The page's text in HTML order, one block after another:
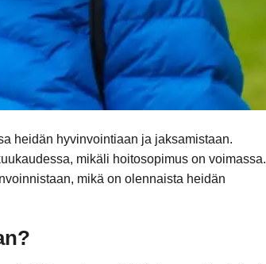
heidän hyvinvointiaan ja jaksamistaan.
mikäli hoitosopimus on voimassa.
mikä on olennaista heidän